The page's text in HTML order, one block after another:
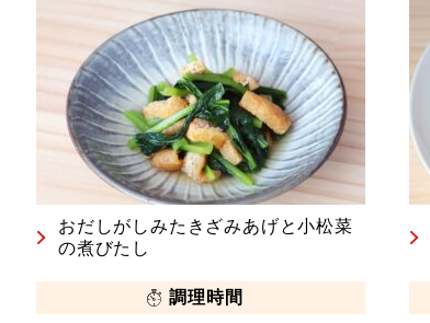
おだしがしみたきざみあげと小松菜
の煮びたし
調理時間